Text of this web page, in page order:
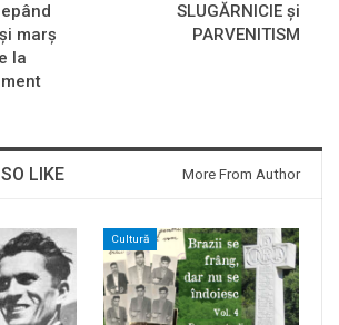
marș
la
SLUGĂRNICIE și
PARVENITISM
LIKE More From Author
Cultură